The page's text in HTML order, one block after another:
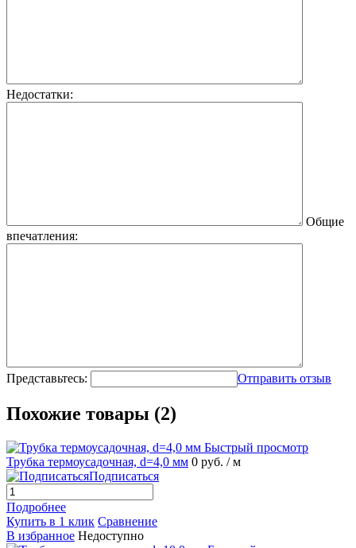
Недостатки:
Общие
впечатления:
Представьтесь: Отправить отзыв
Похожие товары (2)
Быстрый просмотр
Трубка термоусадочная, d=4,0 мм 0 руб. / м
Подписаться
Подробнее
Купить в 1 клик Сравнение
В избранное Недоступно